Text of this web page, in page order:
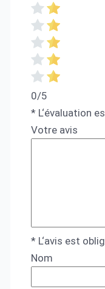
0/5
* L‘évaluation
Votre avis
* L‘avis est
Nom